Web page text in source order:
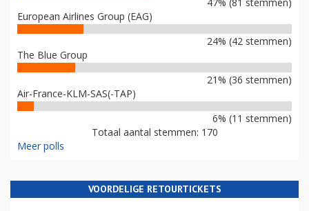
47% (81 stemmen)
European Airlines Group (EAG)
24% (42 stemmen)
The Blue Group
21% (36 stemmen)
Air-France-KLM-SAS(-TAP)
6% (11 stemmen)
Totaal aantal stemmen: 170
Meer polls
VOORDELIGE RETOURTICKETS